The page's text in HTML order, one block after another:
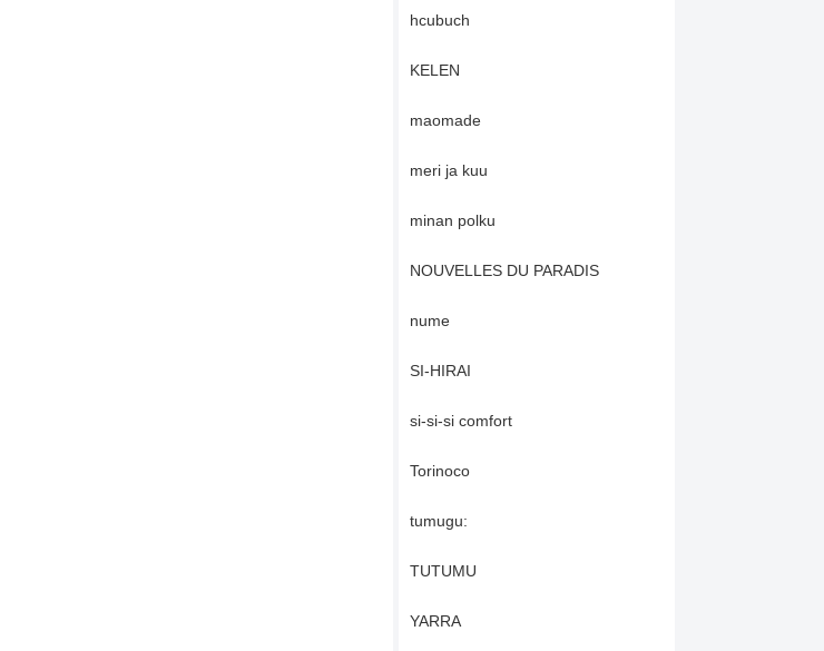
hcubuch
KELEN
maomade
meri ja kuu
minan polku
NOUVELLES DU PARADIS
nume
SI-HIRAI
si-si-si comfort
Torinoco
tumugu:
TUTUMU
YARRA